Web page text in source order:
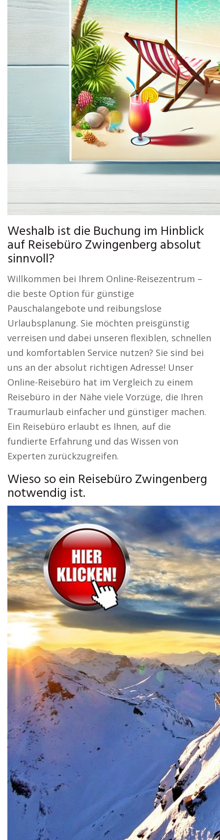
Weshalb ist die Buchung im Hinblick
auf Reisebüro Zwingenberg absolut
sinnvoll?
Willkommen bei Ihrem Online-Reisezentrum –
die beste Option für günstige
Pauschalangebote und reibungslose
Urlaubsplanung. Sie möchten preisgünstig
verreisen und dabei unseren flexiblen, schnellen
und komfortablen Service nutzen? Sie sind bei
uns an der absolut richtigen Adresse! Unser
Online-Reisebüro hat im Vergleich zu einem
Reisebüro in der Nähe viele Vorzüge, die Ihren
Traumurlaub einfacher und günstiger machen.
Ein Reisebüro erlaubt es Ihnen, auf die
fundierte Erfahrung und das Wissen von
Experten zurückzugreifen.
Wieso so ein Reisebüro Zwingenberg
notwendig ist.